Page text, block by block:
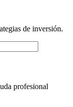
de inversión.
profesional